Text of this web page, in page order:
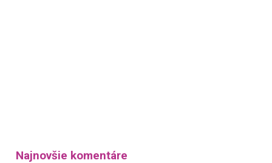
Najnovšie komentáre